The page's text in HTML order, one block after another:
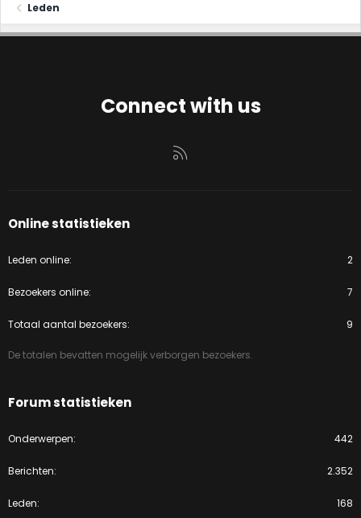
Leden
Connect with us
Online statistieken
Leden online 2
Bezoekers online 7
Totaal aantal bezoekers 9
De totalen bevatten mogelijk verborgen bezoekers.
Forum statistieken
Onderwerpen 442
Berichten 2.352
Leden 168